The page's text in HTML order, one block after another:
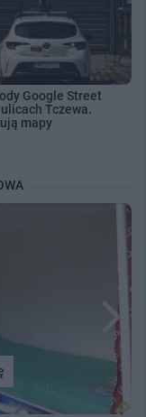
Google Street
Tczewa.
mapy